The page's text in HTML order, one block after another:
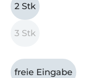
2 Stk
3 Stk
freie Eingabe